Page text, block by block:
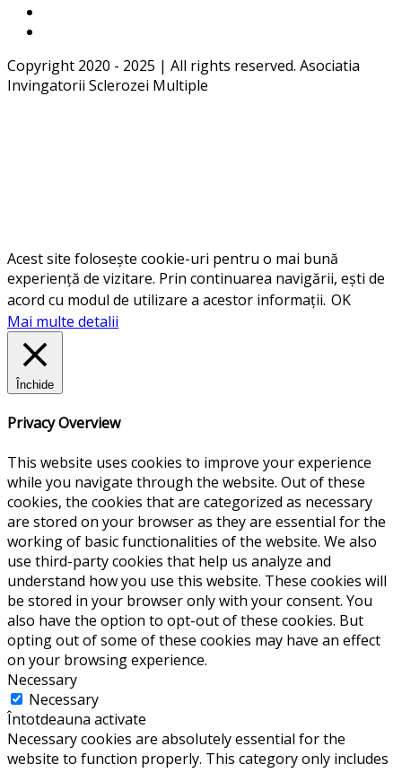
Copyright 2020 - 2025 | All rights reserved. Asociatia
Invingatorii Sclerozei Multiple
Acest site folosește cookie-uri pentru o mai bună
experiență de vizitare. Prin continuarea navigării, ești de
acord cu modul de utilizare a acestor informații. OK
Mai multe detalii
Închide
Privacy Overview
This website uses cookies to improve your experience
while you navigate through the website. Out of these
cookies, the cookies that are categorized as necessary
are stored on your browser as they are essential for the
working of basic functionalities of the website. We also
use third-party cookies that help us analyze and
understand how you use this website. These cookies will
be stored in your browser only with your consent. You
also have the option to opt-out of these cookies. But
opting out of some of these cookies may have an effect
on your browsing experience.
Necessary
Necessary
Întotdeauna activate
Necessary cookies are absolutely essential for the
website to function properly. This category only includes